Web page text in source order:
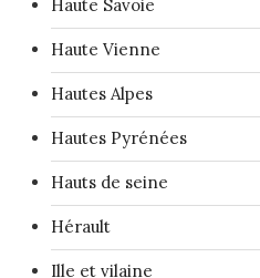
Haute Savoie
Haute Vienne
Hautes Alpes
Hautes Pyrénées
Hauts de seine
Hérault
Ille et vilaine